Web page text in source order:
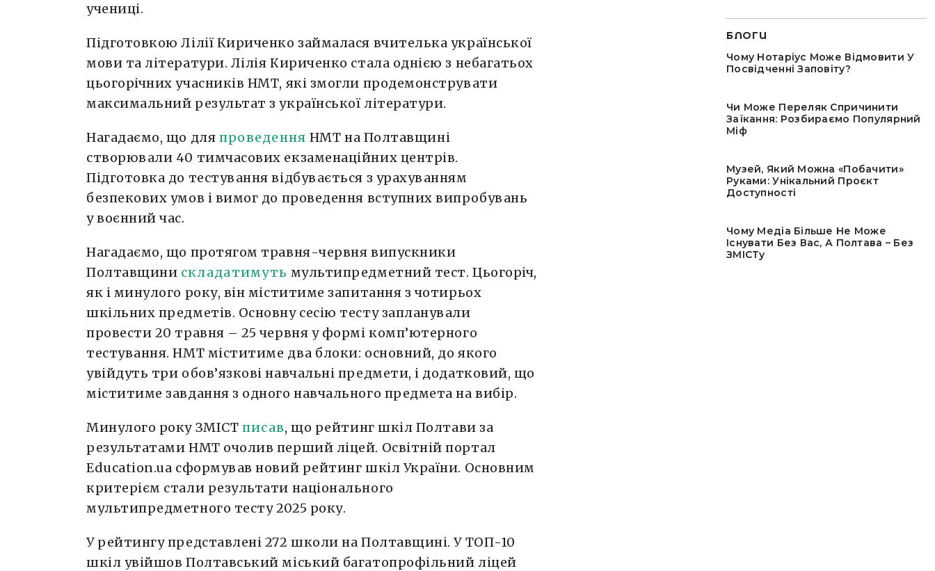
учениці.
Підготовкою Лілії Кириченко займалася вчителька української
мови та літератури. Лілія Кириченко стала однією з небагатьох
цьогорічних учасників НМТ, які змогли продемонструвати
максимальний результат з української літератури.
Нагадаємо, що для проведення НМТ на Полтавщині
створювали 40 тимчасових екзаменаційних центрів.
Підготовка до тестування відбувається з урахуванням
безпекових умов і вимог до проведення вступних випробувань
у воєнний час.
Нагадаємо, що протягом травня-червня випускники
Полтавщини складатимуть мультипредметний тест. Цьогоріч,
як і минулого року, він міститиме запитання з чотирьох
шкільних предметів. Основну сесію тесту запланували
провести 20 травня – 25 червня у формі комп’ютерного
тестування. НМТ міститиме два блоки: основний, до якого
увійдуть три обов’язкові навчальні предмети, і додатковий, що
міститиме завдання з одного навчального предмета на вибір.
Минулого року ЗМІСТ писав, що рейтинг шкіл Полтави за
результатами НМТ очолив перший ліцей. Освітній портал
Education.ua сформував новий рейтинг шкіл України. Основним
критерієм стали результати національного
мультипредметного тесту 2025 року.
У рейтингу представлені 272 школи на Полтавщині. У ТОП-10
шкіл увійшов Полтавський міський багатопрофільний ліцей
БЛОГИ
Чому Нотаріус Може Відмовити У
Посвідченні Заповіту?
Чи Може Переляк Спричинити
Заїкання: Розбираємо Популярний
Міф
Музей, Який Можна «побачити»
Руками: Унікальний Проєкт
Доступності
Чому Медіа Більше Не Може
Існувати Без Вас, А Полтава – Без
ЗМІСТу